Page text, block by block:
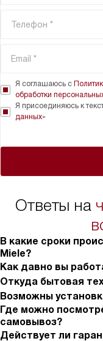
Я соглашаюсь с
обработки
Я присоединяюсь к
данных»
Ответы на
В какие сроки
Miele?
Как давно вы
Откуда бытовая
Возможны
Где можно
самовывоз?
Действует ли